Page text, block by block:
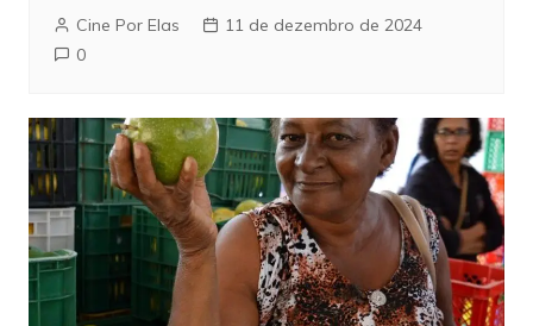
Cine Por Elas
11 de dezembro de 2024
0